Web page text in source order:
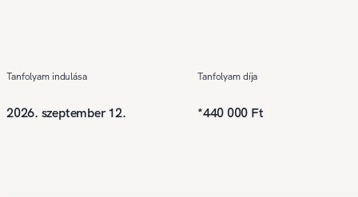
Tanfolyam indulása
2026. szeptember 12.
Tanfolyam díja
*440 000 Ft